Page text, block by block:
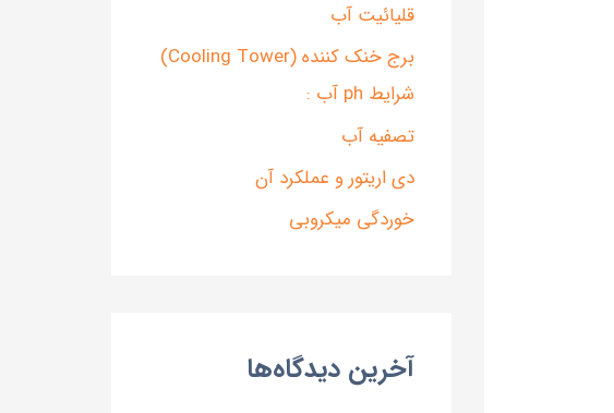
قلیائیت آب
برج خنک کننده (Cooling Tower)
شرایط ph آب :
تصفیه آب
دی اریتور و عملکرد آن
خوردگی میکروبی
آخرین دیدگاه‌ها